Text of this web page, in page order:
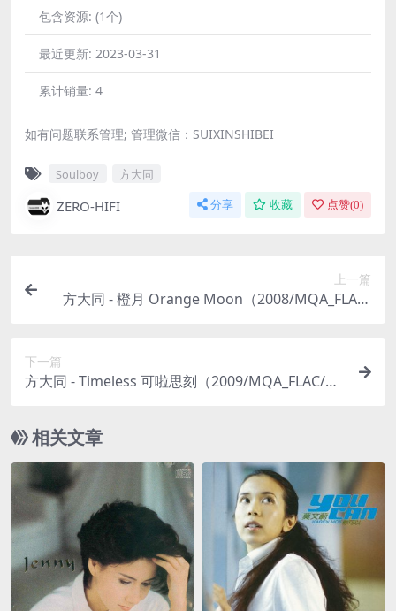
包含资源: (1个)
最近更新: 2023-03-31
累计销量: 4
如有问题联系管理; 管理微信：SUIXINSHIBEI
Soulboy 方大同
ZERO-HIFI 分享 收藏 点赞(0)
上一篇
方大同 - 橙月 Orange Moon（2008/MQA_FLAC/
下一篇
方大同 - Timeless 可啦思刻（2009/MQA_FLAC/分
相关文章